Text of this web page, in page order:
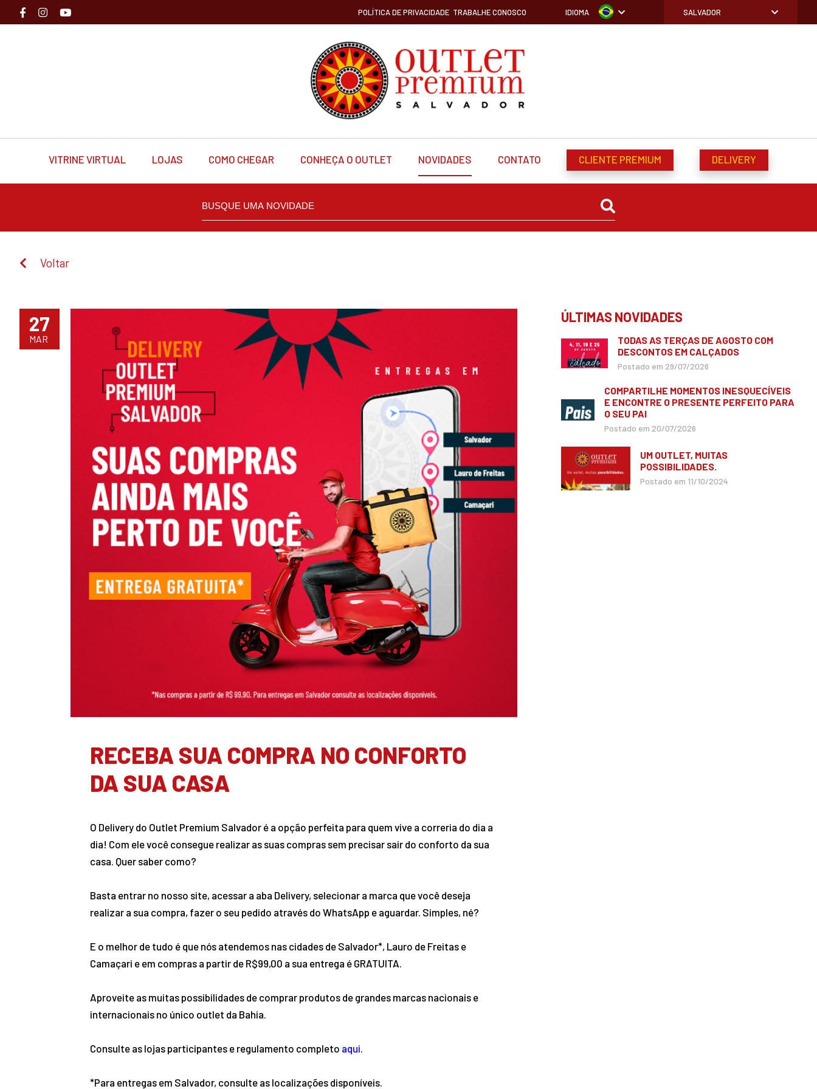
POLÍTICA DE PRIVACIDADE TRABALHE CONOSCO IDIOMA SALVADOR
VITRINE VIRTUAL LOJAS COMO CHEGAR CONHEÇA O OUTLET NOVIDADES CONTATO CLIENTE PREMIUM DELIVERY
Voltar
27
MAR
RECEBA SUA COMPRA NO CONFORTO
DA SUA CASA
O Delivery do Outlet Premium Salvador é a opção perfeita para quem vive a correria do dia a
dia! Com ele você consegue realizar as suas compras sem precisar sair do conforto da sua
casa. Quer saber como?
Basta entrar no nosso site, acessar a aba Delivery, selecionar a marca que você deseja
realizar a sua compra, fazer o seu pedido através do WhatsApp e aguardar. Simples, né?
E o melhor de tudo é que nós atendemos nas cidades de Salvador*, Lauro de Freitas e
Camaçari e em compras a partir de R$99,00 a sua entrega é GRATUITA.
Aproveite as muitas possibilidades de comprar produtos de grandes marcas nacionais e
internacionais no único outlet da Bahia.
Consulte as lojas participantes e regulamento completo aqui
*Para entregas em Salvador, consulte as localizações disponíveis.
ÚLTIMAS NOVIDADES
TODAS AS TERÇAS DE AGOSTO COM
DESCONTOS EM CALÇADOS
Postado em 29/07/2026
COMPARTILHE MOMENTOS INESQUECÍVEIS
E ENCONTRE O PRESENTE PERFEITO PARA
O SEU PAI
Postado em 20/07/2026
UM OUTLET, MUITAS
POSSIBILIDADES.
Postado em 11/10/2024